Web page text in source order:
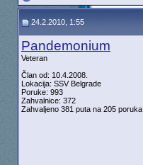
24.2.2010, 1:55
Pandemonium
Veteran
Član od: 10.4.2008.
Lokacija: SSV Belgrade
Poruke: 993
Zahvalnice: 372
Zahvaljeno 381 puta na 205 poruka